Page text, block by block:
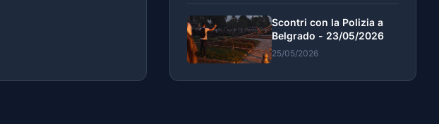
Scontri con la Polizia a
Belgrado - 23/05/2026
25/05/2026